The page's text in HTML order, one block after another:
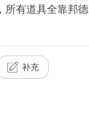
有道具全靠邦德
补充